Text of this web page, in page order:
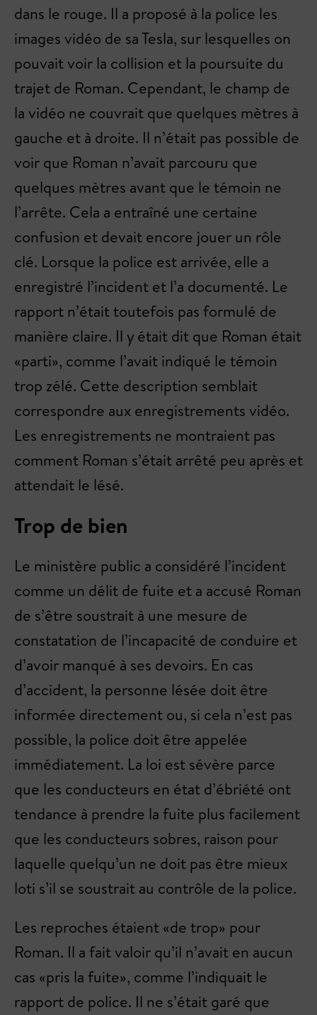
dans le rouge. Il a proposé à la police les
images vidéo de sa Tesla, sur lesquelles on
pouvait voir la collision et la poursuite du
trajet de Roman. Cependant, le champ de
la vidéo ne couvrait que quelques mètres à
gauche et à droite. Il n’était pas possible de
voir que Roman n’avait parcouru que
quelques mètres avant que le témoin ne
l’arrête. Cela a entraîné une certaine
confusion et devait encore jouer un rôle
clé. Lorsque la police est arrivée, elle a
enregistré l’incident et l’a documenté. Le
rapport n’était toutefois pas formulé de
manière claire. Il y était dit que Roman était
«parti», comme l’avait indiqué le témoin
trop zélé. Cette description semblait
correspondre aux enregistrements vidéo.
Les enregistrements ne montraient pas
comment Roman s’était arrêté peu après et
attendait le lésé.
Trop de bien
Le ministère public a considéré l’incident
comme un délit de fuite et a accusé Roman
de s’être soustrait à une mesure de
constatation de l’incapacité de conduire et
d’avoir manqué à ses devoirs. En cas
d’accident, la personne lésée doit être
informée directement ou, si cela n’est pas
possible, la police doit être appelée
immédiatement. La loi est sévère parce
que les conducteurs en état d’ébriété ont
tendance à prendre la fuite plus facilement
que les conducteurs sobres, raison pour
laquelle quelqu’un ne doit pas être mieux
loti s’il se soustrait au contrôle de la police.
Les reproches étaient «de trop» pour
Roman. Il a fait valoir qu’il n’avait en aucun
cas «pris la fuite», comme l’indiquait le
rapport de police. Il ne s’était garé que